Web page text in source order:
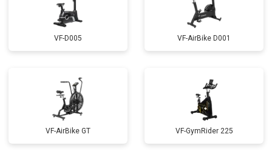
VF-D005 VF-AirBike D001
VF-AirBike GT VF-GymRider 225